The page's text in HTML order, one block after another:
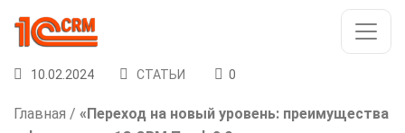
10.02.2024 СТАТЬИ 0
Главная / «Переход на новый уровень: преимущества